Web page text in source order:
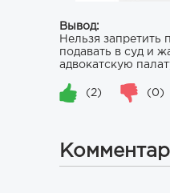
Вывод:
Нельзя запретить
подавать в суд и
адвокатскую
(2) (0)